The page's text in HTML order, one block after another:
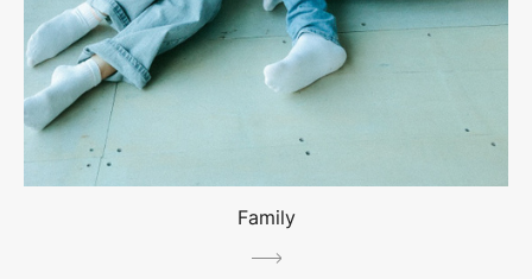
Family